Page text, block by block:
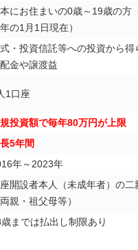
本にお住まいの0歳～19歳の方
の1月1日現在）
・投資信託等への投資から得
金や譲渡益
1口座
投資額で毎年80万円が上限
5年間
年～2023年
開設者本人（未成年者）の
両親・祖父母等）
までは払出し制限あり